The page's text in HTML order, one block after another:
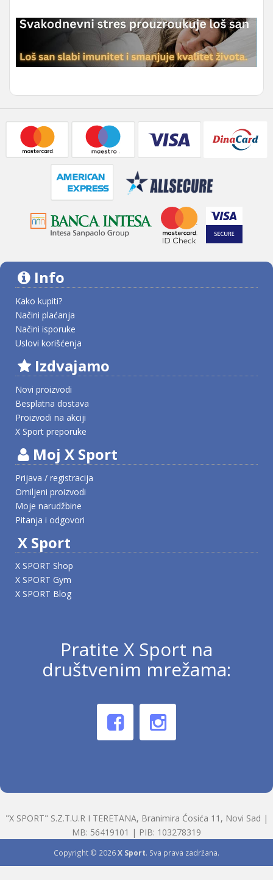
Info
Kako kupiti?
Načini plaćanja
Načini isporuke
Uslovi korišćenja
Izdvajamo
Novi proizvodi
Besplatna dostava
Proizvodi na akciji
X Sport preporuke
Moj X Sport
Prijava / registracija
Omiljeni proizvodi
Moje narudžbine
Pitanja i odgovori
X Sport
X SPORT Shop
X SPORT Gym
X SPORT Blog
Pratite X Sport na
društvenim mrežama:
"X SPORT" S.Z.T.U.R I TERETANA, Branimira Ćosića 11, Novi Sad |
MB: 56419101 | PIB: 103278319
Copyright © 2026X Sport. Sva prava zadržana.